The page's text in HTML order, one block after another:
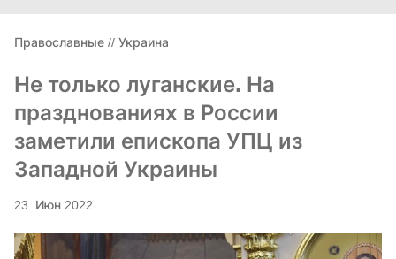
Православные // Украина
Не только луганские. На
празднованиях в России
заметили епископа УПЦ из
Западной Украины
23. Июн 2022